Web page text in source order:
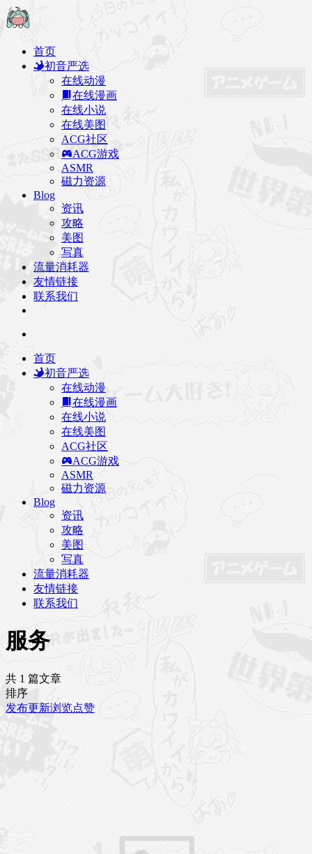
首页
初音严选
在线动漫
在线漫画
在线小说
在线美图
ACG社区
ACG游戏
ASMR
磁力资源
Blog
资讯
攻略
美图
写真
流量消耗器
友情链接
联系我们
首页
初音严选
在线动漫
在线漫画
在线小说
在线美图
ACG社区
ACG游戏
ASMR
磁力资源
Blog
资讯
攻略
美图
写真
流量消耗器
友情链接
联系我们
服务
共 1 篇文章
排序
发布更新浏览点赞